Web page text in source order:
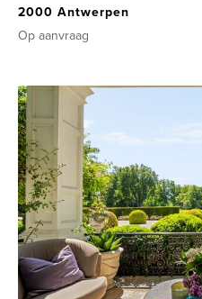
2000 Antwerpen
Op aanvraag